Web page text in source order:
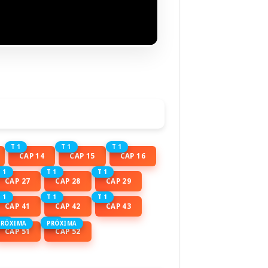
T 1
CAP 14
T 1
CAP 15
T 1
CAP 16
1
CAP 27
T 1
CAP 28
T 1
CAP 29
1
CAP 41
T 1
CAP 42
T 1
CAP 43
1
CAP 51
T 1
PRÓXIMA
CAP 52